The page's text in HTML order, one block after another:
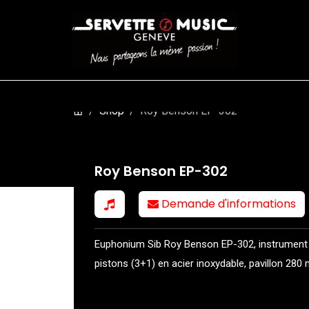
Shop Roy Benson EP-302
Roy Benson EP-302
Demande d'informations
Euphonium Sib Roy Benson EP-302,
pistons (3+1) en acier inoxydable, pavillon 280